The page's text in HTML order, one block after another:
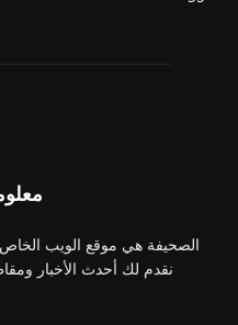
الصحيفة هي موقع الويب الخاص
نقدم لك أحدث الأخبار